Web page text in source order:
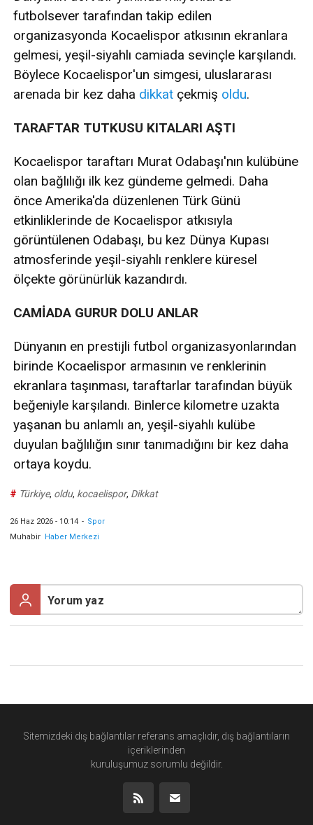
futbolsever tarafından takip edilen
organizasyonda Kocaelispor atkısının ekranlara
gelmesi, yeşil-siyahlı camiada sevinçle karşılandı.
Böylece Kocaelispor'un simgesi, uluslararası
arenada bir kez daha dikkat çekmiş oldu.
TARAFTAR TUTKUSU KITALARI AŞTI
Kocaelispor taraftarı Murat Odabaşı'nın kulübüne
olan bağlılığı ilk kez gündeme gelmedi. Daha
önce Amerika'da düzenlenen Türk Günü
etkinliklerinde de Kocaelispor atkısıyla
görüntülenen Odabaşı, bu kez Dünya Kupası
atmosferinde yeşil-siyahlı renklere küresel
ölçekte görünürlük kazandırdı.
CAMİADA GURUR DOLU ANLAR
Dünyanın en prestijli futbol organizasyonlarından
birinde Kocaelispor armasının ve renklerinin
ekranlara taşınması, taraftarlar tarafından büyük
beğeniyle karşılandı. Binlerce kilometre uzakta
yaşanan bu anlamlı an, yeşil-siyahlı kulübe
duyulan bağlılığın sınır tanımadığını bir kez daha
ortaya koydu.
# Türkiye, oldu, kocaelispor, Dikkat
26 Haz 2026 - 10:14 - Spor
Muhabir
Haber Merkezi
Sitemizdeki dış bağlantılar referans amaçlıdır, dış bağlantıların
içeriklerinden
kuruluşumuz sorumlu değildir.